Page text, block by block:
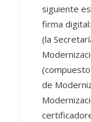
siguiente
firma
(la
de